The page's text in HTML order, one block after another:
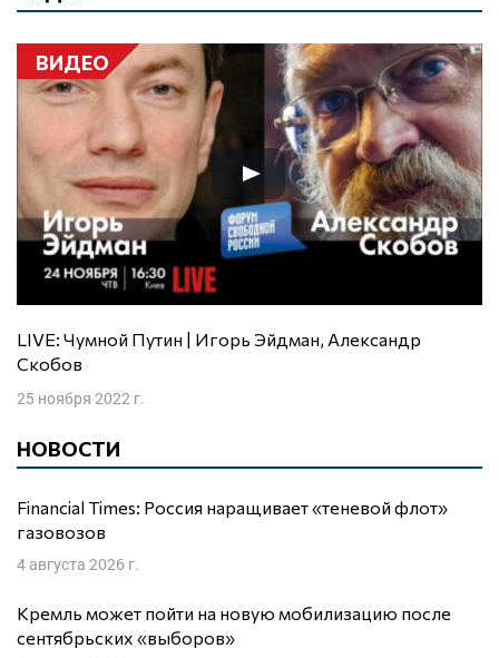
ВИДЕО
LIVE: Чумной Путин | Игорь Эйдман, Александр
Скобов
25 ноября 2022 г.
НОВОСТИ
Financial Times: Россия наращивает «теневой флот»
газовозов
4 августа 2026 г.
Кремль может пойти на новую мобилизацию после
сентябрьских «выборов»